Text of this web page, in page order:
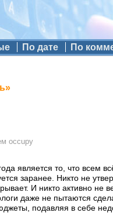
По дате По
occupy
является то, что всем
заранее. Никто не
И никто активно не
даже не пытаются
подавляя в себе